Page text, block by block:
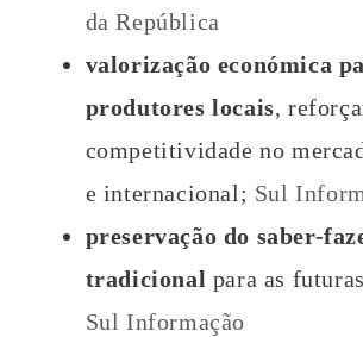
da República
valorização económica
produtores locais,
competitividade no
e internacional; Sul
preservação do saber-
tradicional para as
Sul Informação